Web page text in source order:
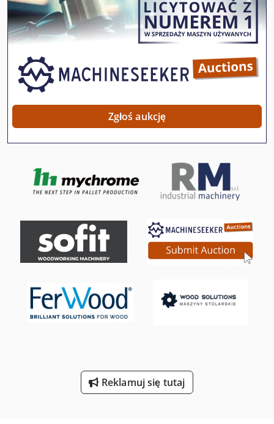
Szlifierka Do Krawędzi
Szlifierka Do Noży
Szlifierka Do Otworow Cnc
Szlifierka Do Plaszczyzn
Szlifierka Do Posadzek
Szlifierka Do Płaszczyzna
Szlifierka Do Szkła
Szlifierka Do Wałków
Szlifierka Do Wewnętrznego
Szlifierka Do Wierteł
Szlifierki Do Odsysania Pyłu
Zgłoś aukcję
Reklamuj się tutaj